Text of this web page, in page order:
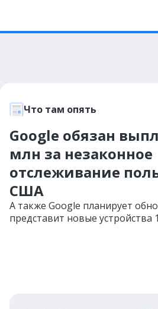
Что там опять
Google обязан
млн за незаконное
отслеживание
США
А также Google планирует
представит новые устройства